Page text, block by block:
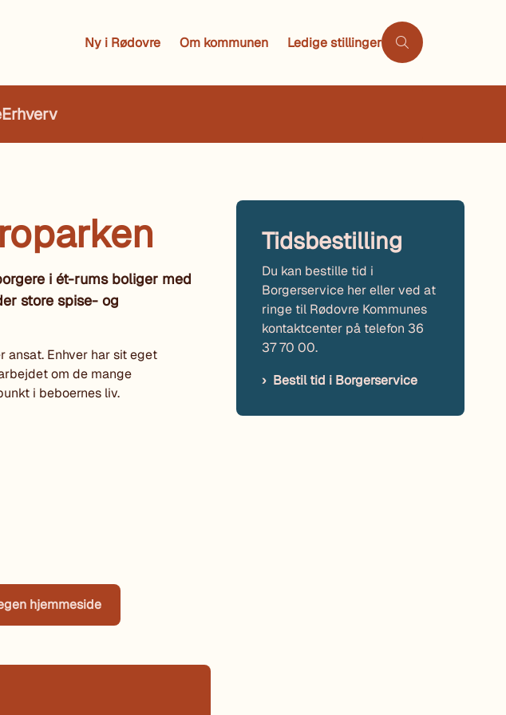
Ny i Rødovre Om kommunen Ledige stillinger
Erhverv
i ét-rums boliger med
store spise- og
Enhver har sit eget
om de mange
i beboernes liv.
hjemmeside
Tidsbestilling
Du kan bestille tid i
Borgerservice her eller ved at
ringe til Rødovre Kommunes
kontaktcenter på telefon 36
37 70 00.
Bestil tid i Borgerservice